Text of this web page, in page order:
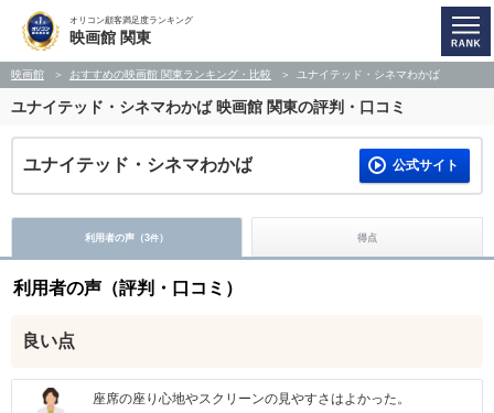
オリコン顧客満足度ランキング
映画館 関東
映画館 おすすめの映画館 関東ランキング・比較 ユナイテッド・シネマわかば
ユナイテッド・シネマわかば映画館 関東の評判・口コミ
ユナイテッド・シネマわかば 公式サイト
利用者の声（3件） 得点
利用者の声（評判・口コミ）
良い点
座席の座り心地やスクリーンの見やすさはよかった。